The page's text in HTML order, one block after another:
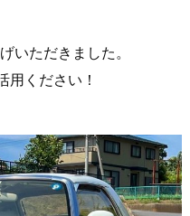
いただきました。
用ください！